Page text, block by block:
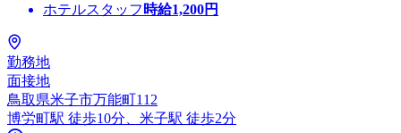
ホテルスタッフ 時給1,200円
勤務地
面接地
鳥取県米子市万能町112
博労町駅 徒歩10分、米子駅 徒歩2分